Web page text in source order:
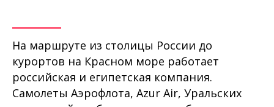
На маршруте из столицы России до
курортов на Красном море работает
российская и египетская компания.
Самолеты Аэрофлота, Azur Air, Уральских